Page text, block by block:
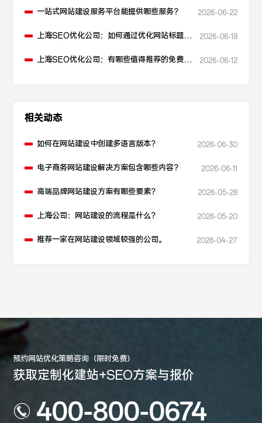
一站式网站建设服务平台能提供哪些服务？ 2026-06-22
上海SEO优化公司：如何通过优化网站标题提
2026-06-18
上海SEO优化公司：有哪些值得推荐的免费
2026-06-12
相关动态
如何在网站建设中创建多语言版本？ 2026-06-30
电子商务网站建设解决方案包含哪些内容？ 2026-06-11
高端品牌网站建设方案有哪些要素？ 2026-05-28
上海公司：网站建设的流程是什么？ 2026-05-20
推荐一家在网站建设领域较强的公司。 2026-04-27
预约网站优化策略咨询（限时免费）
获取定制化建站+SEO方案与报价
400-800-0674